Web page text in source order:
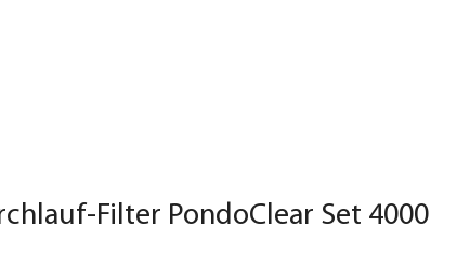
Filter PondoClear Set 4000